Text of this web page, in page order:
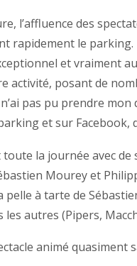
l’affluence des
rapidement le
et vraiment
activité, posant de
pas pu prendre
et sur
toute la journée avec
Mourey et
pelle à tarte de
autres (Pipers,
animé